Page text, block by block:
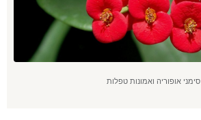
סימני אופוריה ואמונות טפלות